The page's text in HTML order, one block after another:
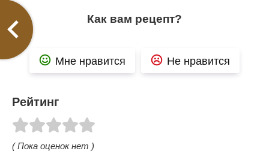
Как вам рецепт?
Мне нравится Не нравится
Рейтинг
( Пока оценок нет )